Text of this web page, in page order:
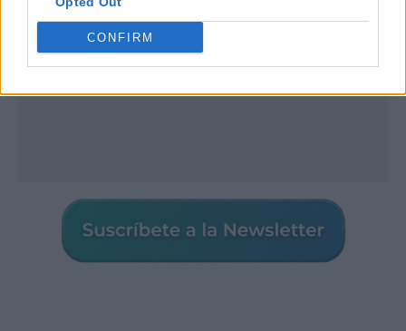
CONFIRM